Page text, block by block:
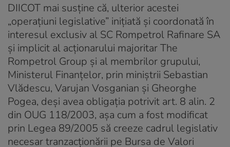
DIICOT mai susține că, ulterior acestei
„operațiuni legislative” inițiată și coordonată în
interesul exclusiv al SC Rompetrol Rafinare SA
și implicit al acționarului majoritar The
Rompetrol Group și al membrilor grupului,
Ministerul Finanțelor, prin miniștrii Sebastian
Vlădescu, Varujan Vosganian și Gheorghe
Pogea, deși avea obligația potrivit art. 8 alin. 2
din OUG 118/2003, așa cum a fost modificat
prin Legea 89/2005 să creeze cadrul legislativ
necesar tranzacționării pe Bursa de Valori